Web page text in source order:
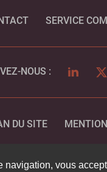
SERVICE
NOUS : LINKEDIN
DU SITE
navigation, vous